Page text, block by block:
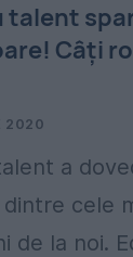
talent
Câți
2020
a
cele
de la noi.